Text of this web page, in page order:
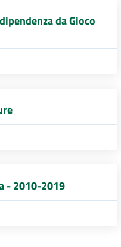
da Gioco
- 2010-2019